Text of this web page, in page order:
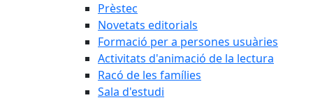
Prèstec
Novetats editorials
Formació per a persones usuàries
Activitats d'animació de la lectura
Racó de les famílies
Sala d'estudi